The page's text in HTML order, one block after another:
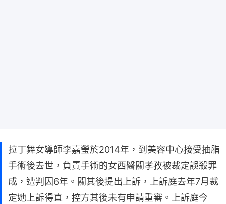
拉丁舞女導師李嘉瑩於2014年，到美容中心接受抽脂
手術後去世，負責手術的女西醫關孝孜被裁定誤殺罪
成，遭判囚6年。關其後提出上訴，上訴庭去年7月裁
定她上訴得直，控方其後未有申請重審。上訴庭今